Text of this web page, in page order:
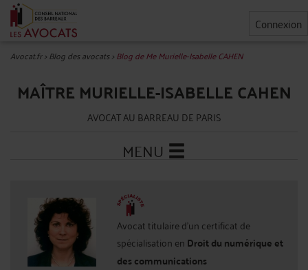
Connexion
Avocat.fr>Blog des avocats>Blog de Me Murielle-Isabelle CAHEN
MAÎTRE MURIELLE-ISABELLE CAHEN
AVOCAT AU BARREAU DE PARIS
MENU
Avocat titulaire d'un certificat de
spécialisation en Droit du numérique et
des communications